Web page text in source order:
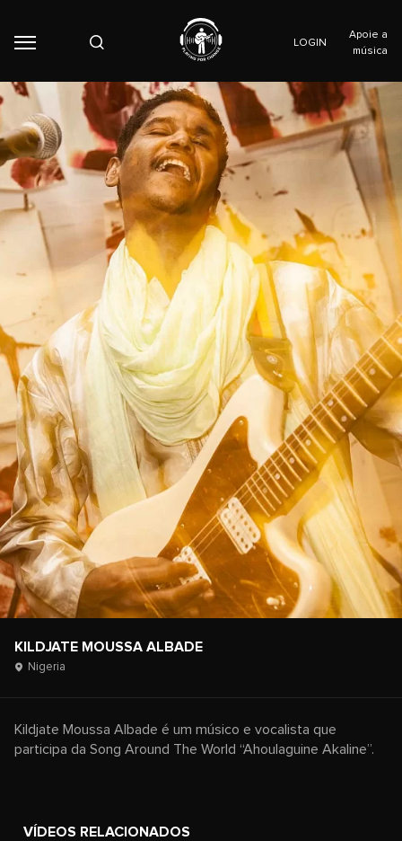
LOGIN
Apoie a
música
KILDJATE MOUSSA ALBADE
Nigeria
Kildjate Moussa Albade é um músico e vocalista que
participa da Song Around The World “Ahoulaguine Akaline”.
VÍDEOS RELACIONADOS